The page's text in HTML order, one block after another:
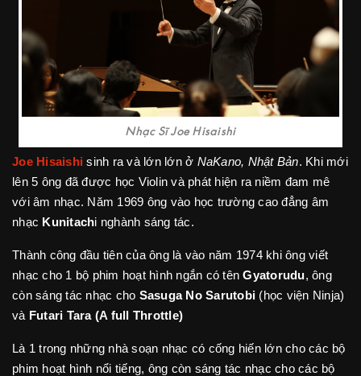
Nhạc Sĩ Joe Hisaishi
Joe Hisaishi sinh ra và lớn lớn ở NaKano, Nhật Bản. Khi mới
lên 5 ông đã được học Violin và phát hiện ra niềm đam mê
với âm nhạc. Năm 1969 ông vào học trường cao đẳng âm
nhạc Kunitachi nghành sáng tác.
Thành công đầu tiên của ông là vào năm 1974 khi ông viết
nhạc cho 1 bộ phim hoạt hình ngắn có tênGyatorudu, ông
còn sáng tác nhạc cho Sasuga No Sarutobi (học viện Ninja)
và Futari Tara (A full Throttle)
Là 1 trong những nhà soạn nhạc có cống hiến lớn cho các bộ
phim hoạt hình nổi tiếng, ông còn sáng tác nhạc cho các bộ